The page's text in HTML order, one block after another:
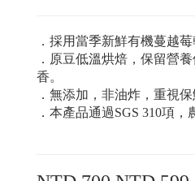
．採用當季新鮮有機蔓越莓
．原豆低溫烘焙，保留營
香。
．無添加，非油炸，重視保
．本產品通過SGS 310項，